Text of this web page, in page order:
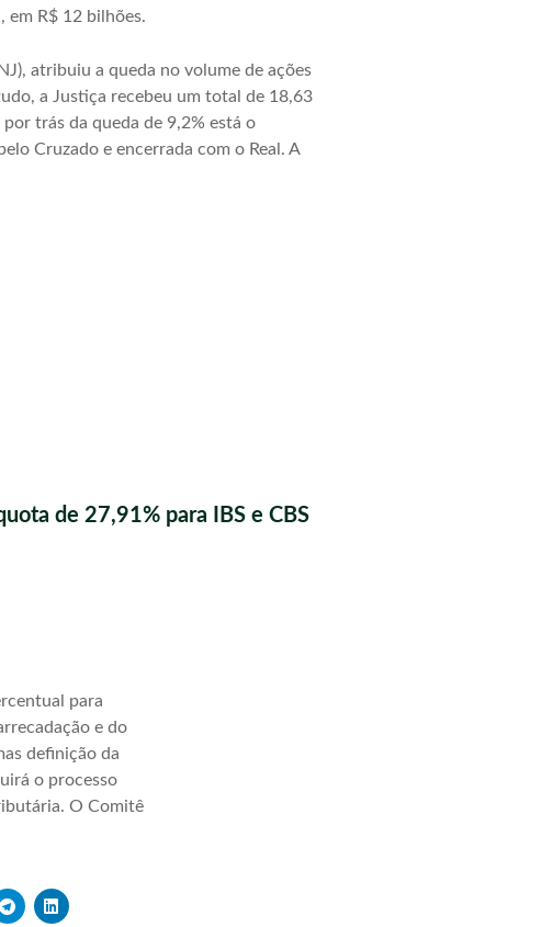
em R$ 12 bilhões.
atribuiu a queda no volume de ações
a Justiça recebeu um total de 18,63
trás da queda de 9,2% está o
Cruzado e encerrada com o Real. A
de 27,91% para IBS e CBS
para
e do
definição da
o processo
O Comitê